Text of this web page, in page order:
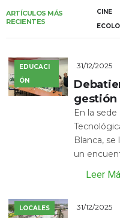
ARTÍCULOS MÁS
RECIENTES
CINE
EDUCACI
ÓN
31/12/2025
gestión
En la
Blanca,
un
Leer
LOCALES 31/12/2025